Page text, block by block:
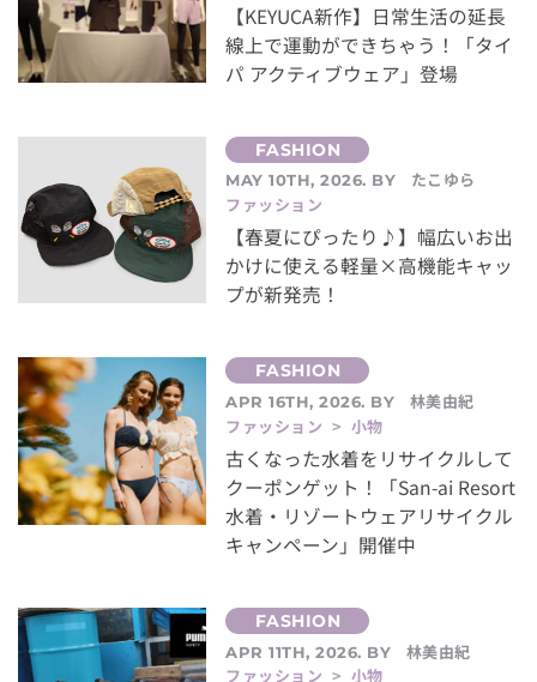
【KEYUCA新作】日常生活の延長
線上で運動ができちゃう！「タイ
パ アクティブウェア」登場
MAY 10TH, 2026. BY
たこゆら
ファッション
【春夏にぴったり♪】幅広いお出
かけに使える軽量×高機能キャッ
プが新発売！
APR 16TH, 2026. BY
林美由紀
ファッション > 小物
古くなった水着をリサイクルして
クーポンゲット！「San-ai Resort
水着・リゾートウェアリサイクル
キャンペーン」開催中
APR 11TH, 2026. BY
林美由紀
ファッション > 小物